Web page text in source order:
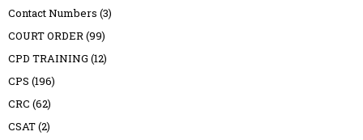
Contact Numbers (3)
COURT ORDER (99)
CPD TRAINING (12)
CPS (196)
CRC (62)
CSAT(2)